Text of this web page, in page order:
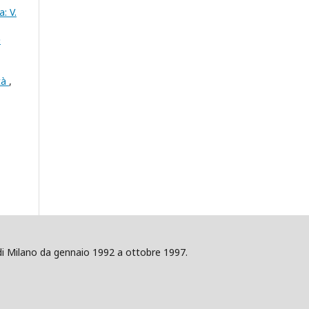
V.
,
Milano da gennaio 1992 a ottobre 1997.